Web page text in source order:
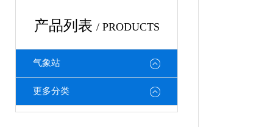
产品列表 / PRODUCTS
气象站
更多分类